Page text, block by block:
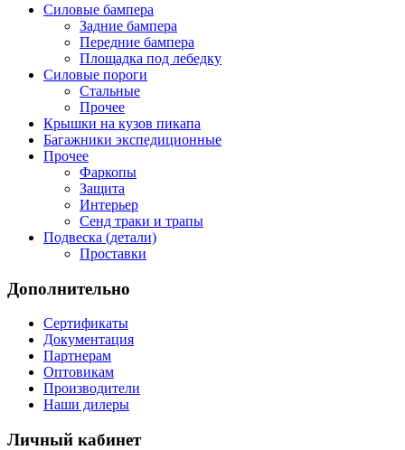
Силовые бампера
Задние бампера
Передние бампера
Площадка под лебедку
Силовые пороги
Стальные
Прочее
Крышки на кузов пикапа
Багажники экспедиционные
Прочее
Фаркопы
Защита
Интерьер
Сенд траки и трапы
Подвеска (детали)
Проставки
Дополнительно
Сертификаты
Документация
Партнерам
Оптовикам
Производители
Наши дилеры
Личный кабинет